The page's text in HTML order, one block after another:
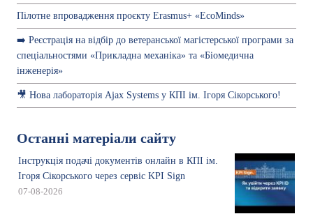
Пілотне впровадження проєкту Erasmus+ «EcoMinds»
➡️ Реєстрація на відбір до ветеранської магістерської програми за
спеціальностями «Прикладна механіка» та «Біомедична
інженерія»
🎥 Нова лабораторія Ajax Systems у КПІ ім. Ігоря Сікорського!
Останні матеріали сайту
Інструкція подачі документів онлайн в КПІ ім.
Ігоря Сікорського через сервіс KPI Sign
07-08-2026